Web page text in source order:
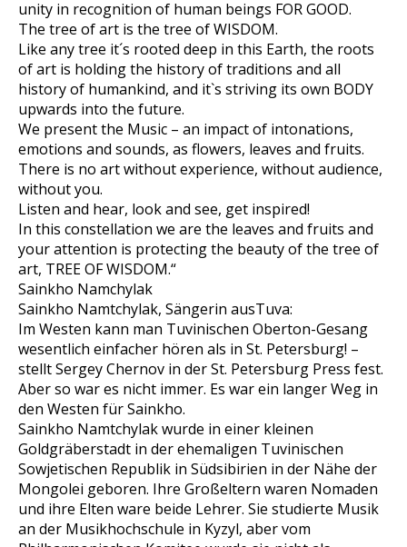
unity in recognition of human beings FOR GOOD.
The tree of art is the tree of WISDOM.
Like any tree it´s rooted deep in this Earth, the roots
of art is holding the history of traditions and all
history of humankind, and it`s striving its own BODY
upwards into the future.
We present the Music – an impact of intonations,
emotions and sounds, as flowers, leaves and fruits.
There is no art without experience, without audience,
without you.
Listen and hear, look and see, get inspired!
In this constellation we are the leaves and fruits and
your attention is protecting the beauty of the tree of
art, TREE OF WISDOM.“
Sainkho Namchylak
Sainkho Namtchylak, Sängerin ausTuva:
Im Westen kann man Tuvinischen Oberton-Gesang
wesentlich einfacher hören als in St. Petersburg! –
stellt Sergey Chernov in der St. Petersburg Press fest.
Aber so war es nicht immer. Es war ein langer Weg in
den Westen für Sainkho.
Sainkho Namtchylak wurde in einer kleinen
Goldgräberstadt in der ehemaligen Tuvinischen
Sowjetischen Republik in Südsibirien in der Nähe der
Mongolei geboren. Ihre Großeltern waren Nomaden
und ihre Elten ware beide Lehrer. Sie studierte Musik
an der Musikhochschule in Kyzyl, aber vom